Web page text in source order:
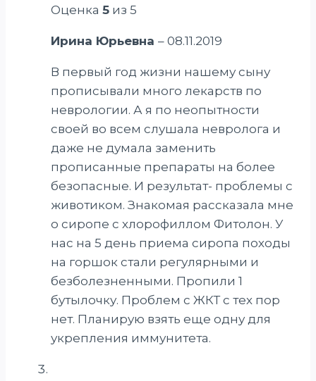
Оценка 5 из 5
Ирина Юрьевна – 08.11.2019
В первый год жизни нашему сыну
прописывали много лекарств по
неврологии. А я по неопытности
своей во всем слушала невролога и
даже не думала заменить
прописанные препараты на более
безопасные. И результат- проблемы с
животиком. Знакомая рассказала мне
о сиропе с хлорофиллом Фитолон. У
нас на 5 день приема сиропа походы
на горшок стали регулярными и
безболезненными. Пропили 1
бутылочку. Проблем с ЖКТ с тех пор
нет. Планирую взять еще одну для
укрепления иммунитета.